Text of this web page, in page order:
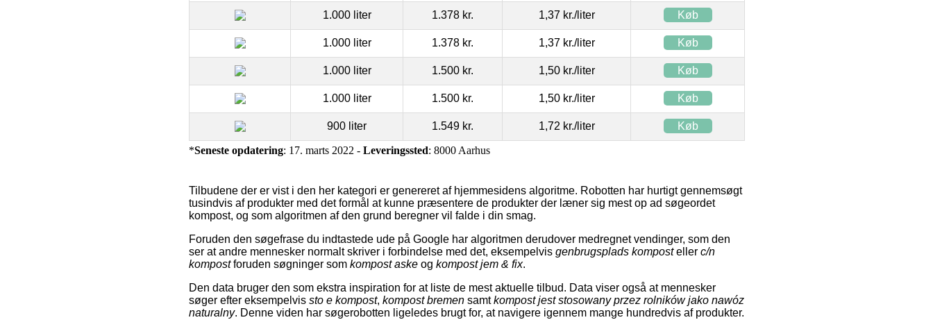
1.000 liter 1.378 kr. 1,37 kr./liter Køb
1.000 liter 1.378 kr. 1,37 kr./liter Køb
1.000 liter 1.500 kr. 1,50 kr./liter Køb
1.000 liter 1.500 kr. 1,50 kr./liter Køb
900 liter 1.549 kr. 1,72 kr./liter Køb
*Seneste opdatering: 17. marts 2022 - Leveringssted: 8000 Aarhus
Tilbudene der er vist i den her kategori er genereret af hjemmesidens algoritme. Robotten har hurtigt gennemsøgt
tusindvis af produkter med det formål at kunne præsentere de produkter der læner sig mest op ad søgeordet
kompost, og som algoritmen af den grund beregner vil falde i din smag.
Foruden den søgefrase du indtastede ude på Google har algoritmen derudover medregnet vendinger, som den
ser at andre mennesker normalt skriver i forbindelse med det, eksempelvis genbrugsplads komposteller c/n
kompostforuden søgninger som kompost aske og kompost jem & fix.
Den data bruger den som ekstra inspiration for at liste de mest aktuelle tilbud. Data viser også at mennesker
søger efter eksempelvis sto e kompost, kompost bremen samtkompost jest stosowany przez rolników jako nawóz
naturalny. Denne viden har søgerobotten ligeledes brugt for, at navigere igennem mange hundredvis af produkter.